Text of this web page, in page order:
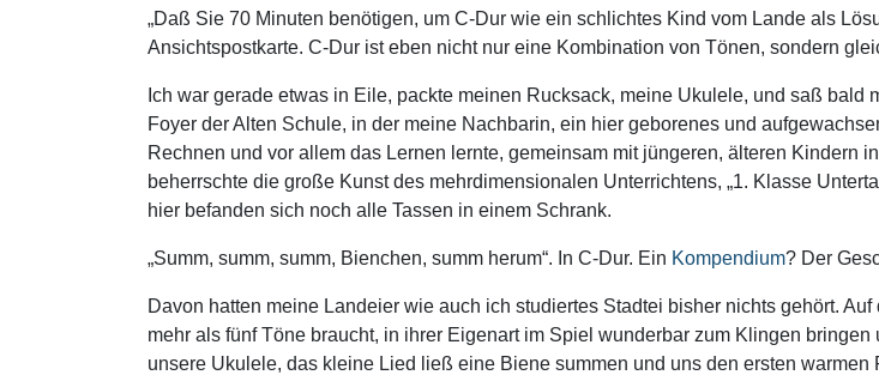
„Daß Sie 70 Minuten benötigen, um C-Dur wie ein schlichtes Kind vom Lande als
Ansichtspostkarte. C-Dur ist eben nicht nur eine Kombination von Tönen, sondern
Ich war gerade etwas in Eile, packte meinen Rucksack, meine Ukulele, und saß
Foyer der Alten Schule, in der meine Nachbarin, ein hier geborenes und
Rechnen und vor allem das Lernen lernte, gemeinsam mit jüngeren, älteren Kindern
beherrschte die große Kunst des mehrdimensionalen Unterrichtens, „1. Klasse
hier befanden sich noch alle Tassen in einem Schrank.
„Summ, summ, summ, Bienchen, summ herum“. In C-Dur. Ein Kompendium? Der
Davon hatten meine Landeier wie auch ich studiertes Stadtei bisher nichts gehört.
mehr als fünf Töne braucht, in ihrer Eigenart im Spiel wunderbar zum Klingen
unsere Ukulele, das kleine Lied ließ eine Biene summen und uns den ersten